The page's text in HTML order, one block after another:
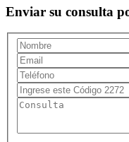
Enviar su consulta